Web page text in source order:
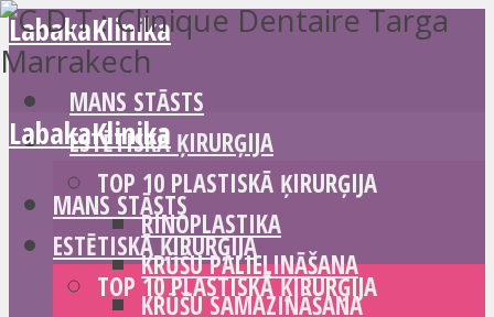
LabakaKlinika
MANS STĀSTS
ESTĒTISKĀ ĶIRURĢIJA
TOP 10 PLASTISKĀ ĶIRURĢIJA
RINOPLASTIKA
KRŪŠU PALIELINĀŠANA
KRŪŠU SAMAZINĀŠANA
LabakaKlinika
MANS STĀSTS
ESTĒTISKĀ ĶIRURĢIJA
TOP 10 PLASTISKĀ ĶIRURĢIJA